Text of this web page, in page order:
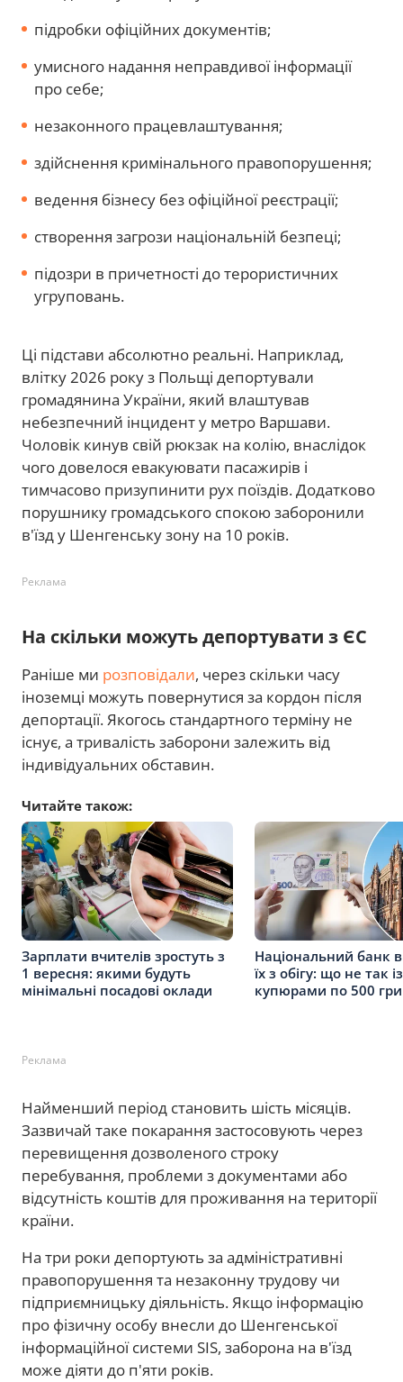
підробки офіційних документів;
умисного надання неправдивої інформації
про себе;
незаконного працевлаштування;
здійснення кримінального правопорушення;
ведення бізнесу без офіційної реєстрації;
створення загрози національній безпеці;
підозри в причетності до терористичних
угруповань.
Ці підстави абсолютно реальні. Наприклад,
влітку 2026 року з Польщі депортували
громадянина України, який влаштував
небезпечний інцидент у метро Варшави.
Чоловік кинув свій рюкзак на колію, внаслідок
чого довелося евакуювати пасажирів і
тимчасово призупинити рух поїздів. Додатково
порушнику громадського спокою заборонили
в'їзд у Шенгенську зону на 10 років.
Реклама
На скільки можуть депортувати з ЄС
Раніше ми розповідали, через скільки часу
іноземці можуть повернутися за кордон після
депортації. Якогось стандартного терміну не
існує, а тривалість заборони залежить від
індивідуальних обставин.
Читайте також:
Зарплати вчителів зростуть з
1 вересня: якими будуть
мінімальні посадові оклади
Національний банк
їх з обігу: що не так із
купюрами по 500
Реклама
Найменший період становить шість місяців.
Зазвичай таке покарання застосовують через
перевищення дозволеного строку
перебування, проблеми з документами або
відсутність коштів для проживання на території
країни.
На три роки депортують за адміністративні
правопорушення та незаконну трудову чи
підприємницьку діяльність. Якщо інформацію
про фізичну особу внесли до Шенгенської
інформаційної системи SIS, заборона на в'їзд
може діяти до п'яти років.